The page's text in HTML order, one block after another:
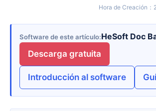
Hora de Creación ：
Software de este artículo HeSoft Doc
Descarga gratuita
Introducción al software